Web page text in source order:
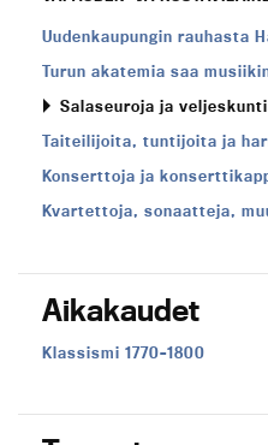
Uudenkaupungin rauhasta
Turun akatemia saa
Salaseuroja ja
Taiteilijoita, tuntijoita ja
Konserttoja ja
Kvartettoja, sonaatteja,
Aikakaudet
Aikakausi:
Klassismi 1770–1800